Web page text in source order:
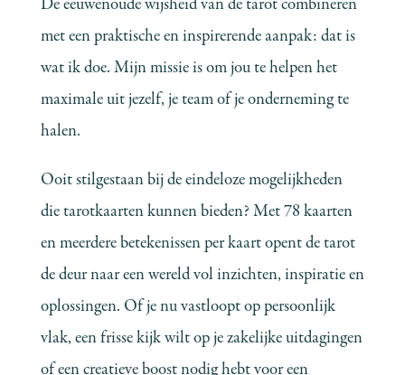
met een praktische en inspirerende aanpak: dat is
wat ik doe. Mijn missie is om jou te helpen het
maximale uit jezelf, je team of je onderneming te
halen.
Ooit stilgestaan bij de eindeloze mogelijkheden
die tarotkaarten kunnen bieden? Met 78 kaarten
en meerdere betekenissen per kaart opent de tarot
de deur naar een wereld vol inzichten, inspiratie en
oplossingen. Of je nu vastloopt op persoonlijk
vlak, een frisse kijk wilt op je zakelijke uitdagingen
of een creatieve boost nodig hebt voor een